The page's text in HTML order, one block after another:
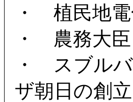
・ 植民地
・ 農務大
・ スブル
ザ朝日の創